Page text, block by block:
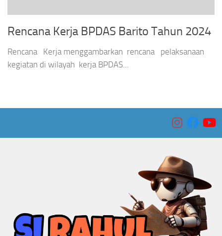
Rencana Kerja BPDAS Barito Tahun 2024
Rencana Kerja menggambarkan rencana pelaksanaan
kegiatan di wilayah kerja BPDAS...